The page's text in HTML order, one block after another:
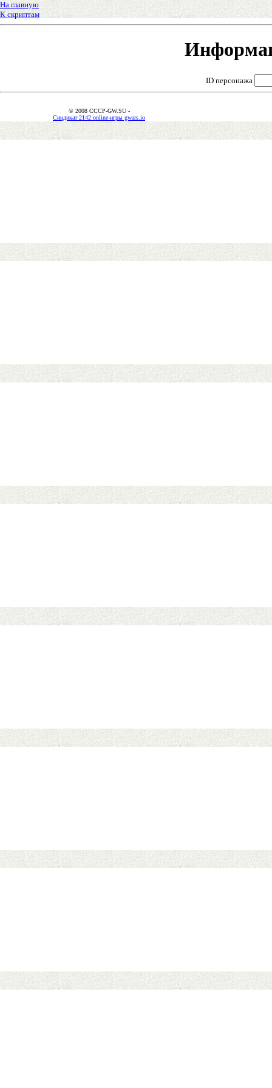
На главную
К скриптам
ID персонажа
© 2008 CCCP-GW.SU -
Синдикат 2142 online-игры gwars.io